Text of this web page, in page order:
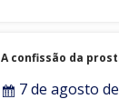
A confissão da
7 de agosto